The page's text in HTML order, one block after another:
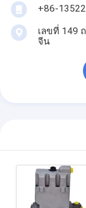
+86-
เลขที่ 149
จีน